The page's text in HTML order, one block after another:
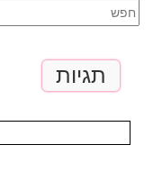
תגיות